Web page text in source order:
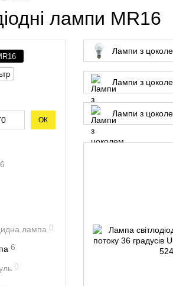
лампи MR16
Лампи з
Лампи з
Лампи з
ОК
6
лампа 0
6
0